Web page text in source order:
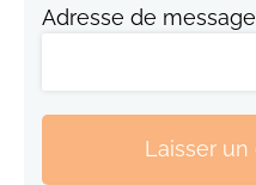
Adresse de
Laisser